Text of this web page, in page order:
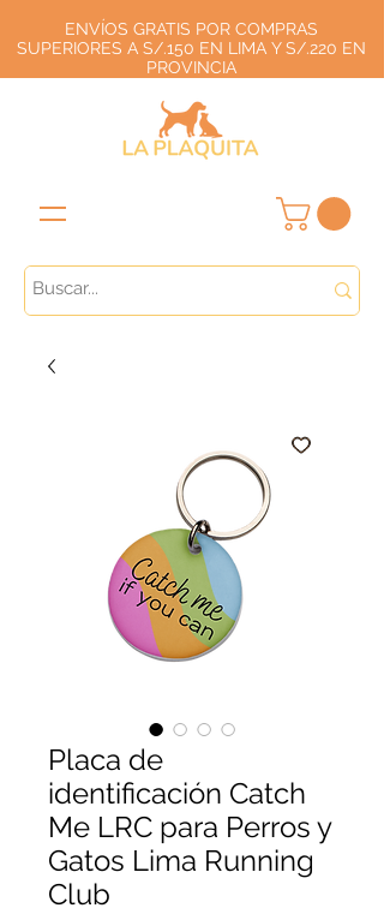
ENVÍOS GRATIS POR COMPRAS
SUPERIORES A S/.150 EN LIMA Y S/.220 EN
PROVINCIA
Placa de
identificación Catch
Me LRC para Perros y
Gatos Lima Running
Club